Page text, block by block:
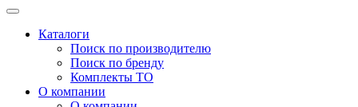
Каталоги
Поиск по производителю
Поиск по бренду
Комплекты ТО
О компании